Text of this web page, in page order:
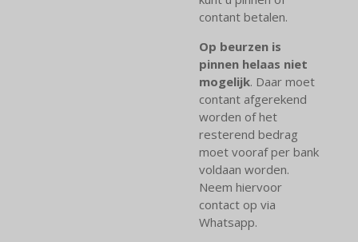
contant betalen.
Op beurzen is
pinnen helaas niet
mogelijk. Daar moet
contant afgerekend
worden of het
resterend bedrag
moet vooraf per bank
voldaan worden.
Neem hiervoor
contact op via
Whatsapp.